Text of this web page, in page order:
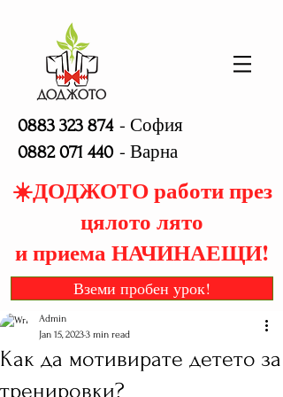
0883 323 874- София
0882 071 440- Варна
☀️ДОДЖОТО работи през
цялото лято
и приема НАЧИНАЕЩИ!
Вземи пробен урок!
Как да мотивирате детето за
тренировки?
Admin
Jan 15, 20233 min read